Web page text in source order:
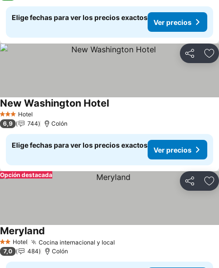
Elige fechas para ver los precios exactos
Ver precios
Compartir
3 Estrellas
Hotel
New Washington HotelVer precios
6,9 744 Colón
Elige fechas para ver los precios exactos
Ver precios
Compartir
Opción destacada
2 Estrellas
Hotel Cocina internacional y local
Meryland
7,0 484 Colón